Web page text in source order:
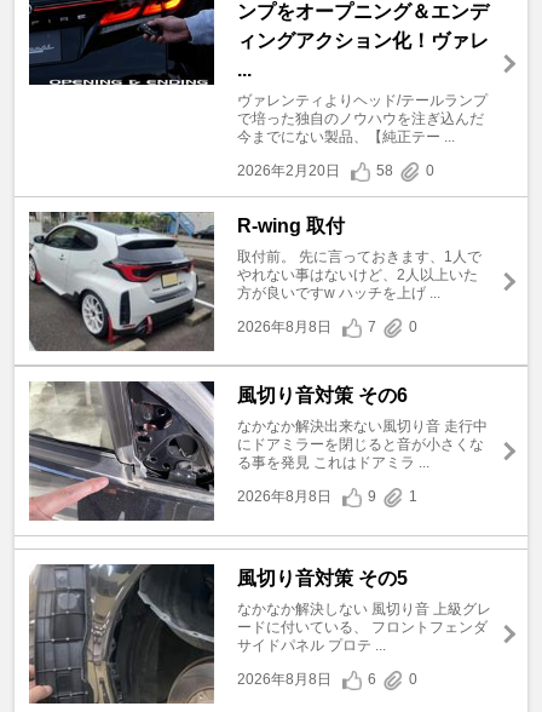
ンプをオープニング＆エンデ
ィングアクション化！ヴァレ
...
ヴァレンティよりヘッド/テールランプ
で培った独自のノウハウを注ぎ込んだ
今までにない製品、【純正テー ...
2026年2月20日
58 0
R-wing 取付
取付前。 先に言っておきます、1人で
やれない事はないけど、2人以上いた
方が良いですw ハッチを上げ ...
2026年8月8日
7 0
風切り音対策 その6
なかなか解決出来ない風切り音 走行中
にドアミラーを閉じると音が小さくな
る事を発見 これはドアミラ ...
2026年8月8日
9 1
風切り音対策 その5
なかなか解決しない 風切り音 上級グレ
ードに付いている、 フロントフェンダ
サイドパネル プロテ ...
2026年8月8日
6 0